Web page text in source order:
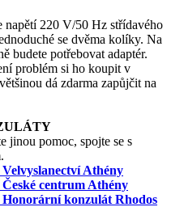
220 V/50 Hz střídavého
se dvěma kolíky. Na
budete potřebovat adaptér.
problém si ho koupit v
dá zdarma zapůjčit na
jinou pomoc, spojte se s
Athény
centrum Athény
konzulát Rhodos